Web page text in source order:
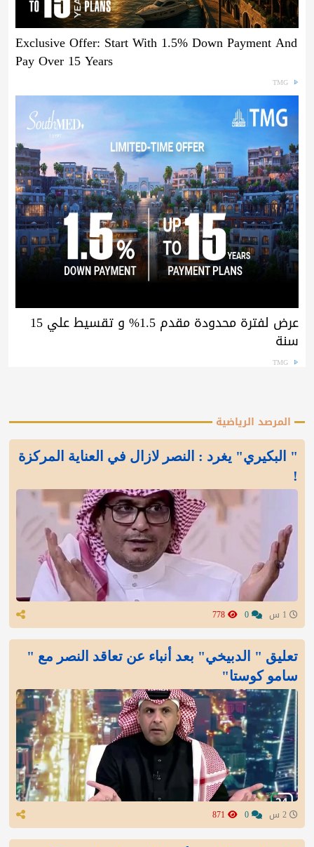
Exclusive Offer: Start With 1.5% Down Payment And
Pay Over 15 Years
TMG
عرض لفترة محدودة مقدم 1.5% و تقسيط علي 15
سنة
TMG
المرصد الرياضية
" البكيري" يغرد : النصر لازال في العناية المركزة
!
تعليق " الدبيخي" بعد أنباء عن تعاقد النصر مع "
سامو كوستا"